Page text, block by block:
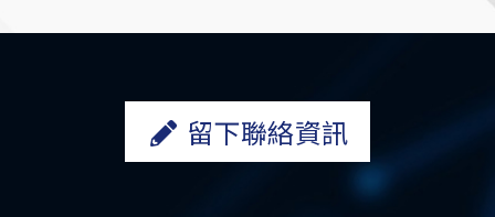
留下聯絡資訊